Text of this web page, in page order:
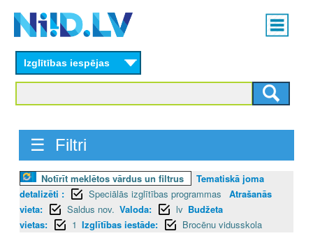
content
Main
menu
Izglītības iespējas
☰ Filtri
Notīrīt meklētos vārdus un filtrus
Tematiskā joma
detalizēti :
Speciālās izglītības programmas
Atrašanās
vieta:
Saldus nov. Valoda: lv Budžeta
vietas:
1 Izglītības iestāde: Brocēnu vidusskola